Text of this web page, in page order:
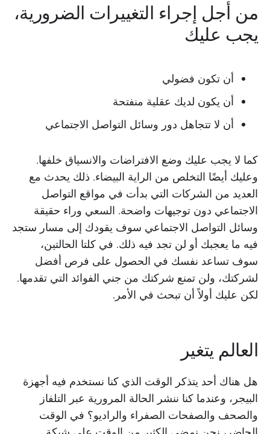
من أجل إجراء التغييرات الضرورية،
يجب عليك
أن تكون فضولي
أن يكون لديك عقلية منفتحة
أن لا تتجاهل دور وسائل التواصل الاجتماعي
كما لا يجب عليك وضع الافتراضات والانسياق خلفها.
وعليك أيضًا التخلص من الراية البيضاء. ذلك يحدث مع
العديد من الشركات التي بدأت في مواقع التواصل
الاجتماعي دون توجيهات واضحة. السعي وراء حقيقة
وسائل التواصل الاجتماعي سوف يقودك إلى مسار ستجد
فيه ما يعجبك أو لن تجد فيه ذلك. في كلتا الحالتين،
سوف تساعد نفسك في الحصول على فرص أفضل
لشركتك، ولن تمنع شركتك من جني الفوائد التي تقدمها.
لكن عليك أولاً أن تبحث في الأمر.
العالم يتغير
هل هناك أحد يتذكر الوقت الذي كنا نستخدم فيه أجهزة
البيجر، وعندما كنا ننشر الحالة المرورية عبر التلفاز
والصحف والصفحات الصفراء والراديو؟ في الوقت